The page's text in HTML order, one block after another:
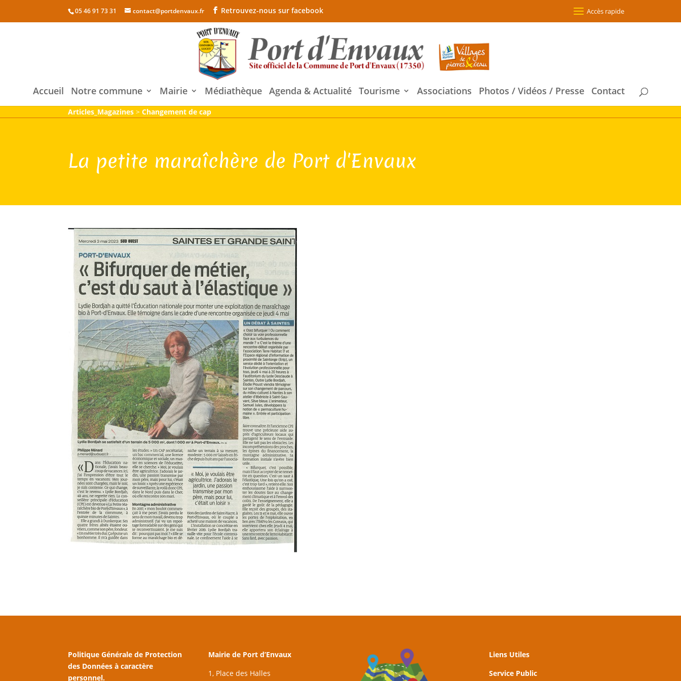
05 46 91 73 31 contact@portdenvaux.fr Retrouvez-nous sur facebook Accès rapide
Accueil Notre commune Mairie Médiathèque Agenda & Actualité Tourisme Associations Photos / Vidéos / Presse Contact
Articles_Magazines >Changement de cap
La petite maraîchère de Port d'Envaux
Politique Générale de Protection
des Données à caractère
personnel.
Mairie de Port d’Envaux
1, Place des Halles
Liens Utiles
Service Public